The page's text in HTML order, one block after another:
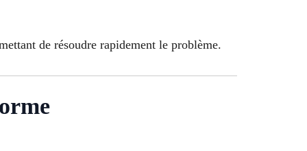
de résoudre rapidement le problème.